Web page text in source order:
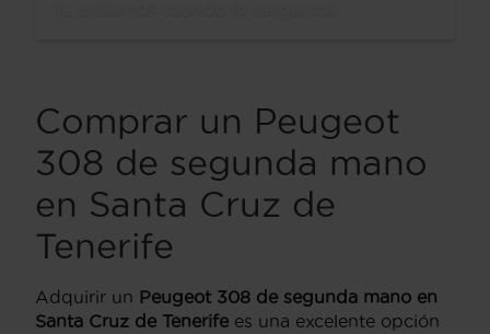
Comprar un Peugeot
308 de segunda mano
en Santa Cruz de
Tenerife
Adquirir un Peugeot 308 de segunda mano en
Santa Cruz de Tenerife es una excelente opción